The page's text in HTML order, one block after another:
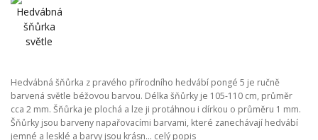
Hedvábná šňůrka z pravého přírodního hedvábí pongé 5 je ručně
barvená světle béžovou barvou. Délka šňůrky je 105-110 cm, průměr
cca 2 mm. Šňůrka je plochá a lze ji protáhnou i dírkou o průměru 1 mm.
Šňůrky jsou barveny napařovacími barvami, které zanechávají hedvábí
jemné a lesklé a barvy jsou krásn... celý popis